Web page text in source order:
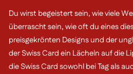
Du wirst begeistert sein, wie viele
überrascht sein, wie oft du eines
preisgekrönten Designs und der
der Swiss Card ein Lächeln auf die
die Swiss Card sowohl bei Tag als